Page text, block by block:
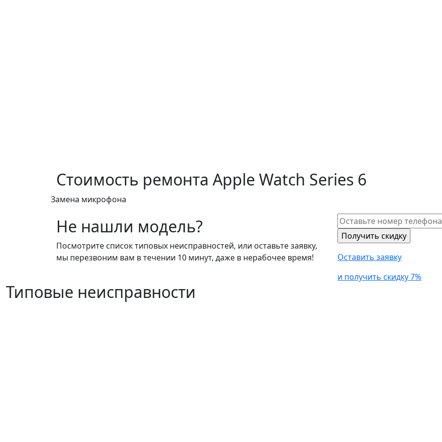
Стоимость ремонта Apple Watch Series 6
Замена микрофона
Не нашли модель?
Посмотрите список типовых неисправностей, или оставьте заявку,
мы перезвоним вам в течении 10 минут, даже в нерабочее время!
Оставить заявку
и получить скидку 7%
Типовые неисправности